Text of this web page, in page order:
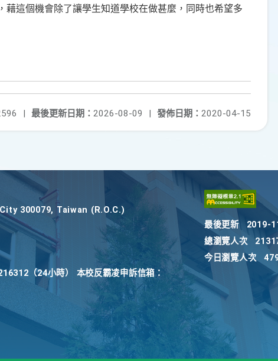
這個機會除了讓學生知道學校在做甚麼，同時也希望多
發佈日期： 2020-04-15
最後更新日期： 2026-08-09 |
|
300079, Taiwan (R.O.C.)
（24小時） 本校反霸凌申訴信箱：
最後更新
2019-
總瀏覽人次
今日瀏覽人次